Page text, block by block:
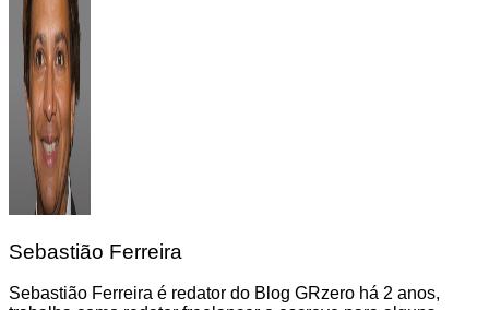
Sebastião Ferreira
Sebastião Ferreira é redator do Blog GRzero há 2 anos,